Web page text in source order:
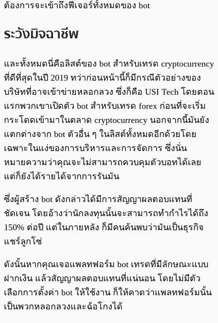
ต้องการจะเข้าถึงฟีเจอร์ทั้งหมดของ bot
ระวังมิจฉาชีพ
และทั้งหมดนี่คือลิสต์ของ bot สำหรับเทรด cryptocurrency
ที่ดีที่สุดในปี 2019 ทว่าก่อนหน้านี้ก็มีกรณีตัวอย่างของ
บริษัทที่อาจเข้าข่ายหลอกลวง ซึ่งก็คือ USI Tech โดยตอน
แรกพวกเขาเปิดตัว bot สำหรับเทรด forex ก่อนที่จะเริ่ม
กระโดดเข้ามาในตลาด cryptocurrency นอกจากนี้มันยัง
แตกต่างจาก bot ตัวอื่น ๆ ในลิสต์ทั้งหมดอีกด้วยโดย
เฉพาะในแง่ของการบริหารและการจัดการ ซึ่งนั่น
หมายความว่าคุณจะไม่สามารถควบคุมตัวบอทได้เลย
แต่ก็ยังได้รายได้จากการรันมัน
ซึ่งผู้สร้าง bot ดังกล่าวได้มีการสัญญาผลตอบแทนที่
ชัดเจน โดยอ้างว่านักลงทุนนั้นจะสามารถทำกำไรได้ถึง
150% ต่อปี แต่ในภายหลัง ก็มีคนค้นพบว่ามันเป็นธุรกิจ
แชร์ลูกโซ่
ดังนั้นหากคุณเจอแพลทฟอร์ม bot เทรดที่มีลักษณะแบบ
ฝากเงิน แล้วสัญญาผลตอบแทนที่แน่นอน โดยไม่มีตัว
เลือกการตั้งค่า bot ให้ใช้งาน ก็ให้คาดว่าแพลทฟอร์มนั้น
เป็นพวกหลอกลวงและฉ้อโกงได้